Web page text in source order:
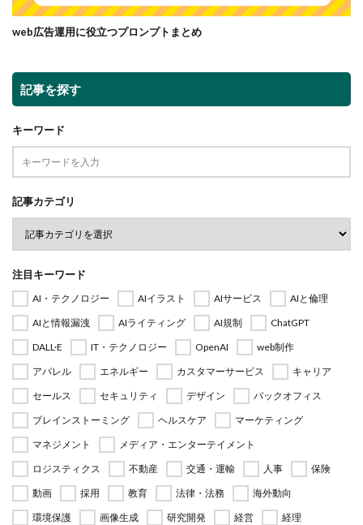
web広告運用に役立つプロンプトまとめ
記事を探す
キーワード
記事カテゴリ
注目キーワード
AI・テクノロジー AIイラスト AIサービス
AIと倫理
AIと情報漏洩
AIライティング AI規制
ChatGPT
DALL·E
IT・テクノロジー OpenAI
web制作
アパレル
エネルギー カスタマーサービス
キャリア
セールス
セキュリティ デザイン
バックオフィス
ブレインストーミング
ヘルスケア
マーケティング
マネジメント
メディア・エンターテイメント
ロジスティクス
不動産 交通・運輸 人事
保険
動画
採用 教育 法律・法務
海外動向
環境保護
画像生成 研究開発 経営 経理